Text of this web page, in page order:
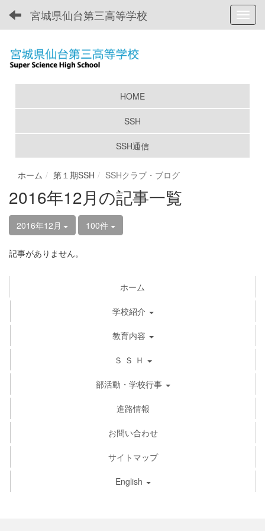
宮城県仙台第三高等学校
HOME
SSH
SSH通信
ホーム 第１期SSH SSHクラブ・ブログ
2016年12月の記事一覧
2016年12月 100件
記事がありません。
ホーム
学校紹介
教育内容
Ｓ Ｓ Ｈ
部活動・学校行事
進路情報
お問い合わせ
サイトマップ
English